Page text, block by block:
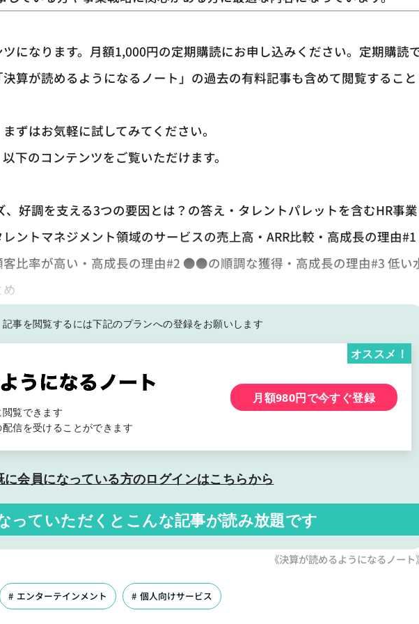
になります。月額1,000円の定期購読にお申し込みください。定期購読
算が読めるようになるノート」の過去の有料記事も含めて閲覧すること
ずはお気軽に試してみてください。
下のコンテンツをご覧いただけます。
、好調を支える3つの要因とは？の答え・タレントパレットを含むHR事業
ントマネジメント領域のサービスの売上高・ARR比較・高成長の理由#1
比率が高い・高成長の理由#2 ●●の順調な獲得・高成長の理由#3 低い
記事を閲覧するには下記のプランへの登録をお願いします
覧できます
信を受けることができます
オススメ！
月額980円で今すぐ登録
に会員になっている方のログインはこちらから
っていただくと こんな記事が読み放題です
《決算が読めるようになるノート
エンターテインメント 個人向けサービス